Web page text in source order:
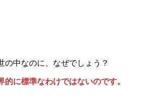
中なのに、なぜでしょう？
的に標準なわけではないのです。